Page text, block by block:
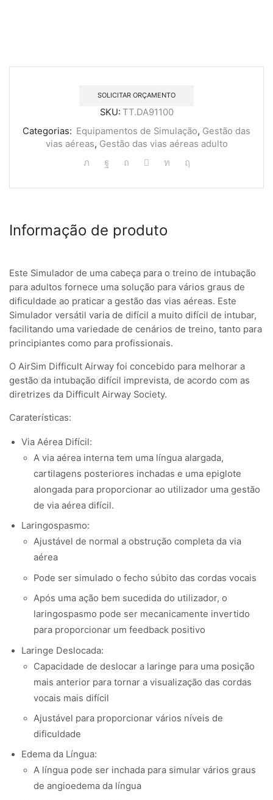
SOLICITAR ORÇAMENTO
SKU: TT.DA91100
Categorias: Equipamentos de Simulação, Gestão das
vias aéreas, Gestão das vias aéreas adulto
Informação de produto
Este Simulador de uma cabeça para o treino de intubação
para adultos fornece uma solução para vários graus de
dificuldade ao praticar a gestão das vias aéreas. Este
Simulador versátil varia de difícil a muito difícil de intubar,
facilitando uma variedade de cenários de treino, tanto para
principiantes como para profissionais.
O AirSim Difficult Airway foi concebido para melhorar a
gestão da intubação difícil imprevista, de acordo com as
diretrizes da Difficult Airway Society.
Caraterísticas:
Via Aérea Difícil:
A via aérea interna tem uma língua alargada,
cartilagens posteriores inchadas e uma epiglote
alongada para proporcionar ao utilizador uma gestão
de via aérea difícil.
Laringospasmo:
Ajustável de normal a obstrução completa da via
aérea
Pode ser simulado o fecho súbito das cordas vocais
Após uma ação bem sucedida do utilizador, o
laringospasmo pode ser mecanicamente invertido
para proporcionar um feedback positivo
Laringe Deslocada:
Capacidade de deslocar a laringe para uma posição
mais anterior para tornar a visualização das cordas
vocais mais difícil
Ajustável para proporcionar vários níveis de
dificuldade
Edema da Língua:
A língua pode ser inchada para simular vários graus
de angioedema da língua